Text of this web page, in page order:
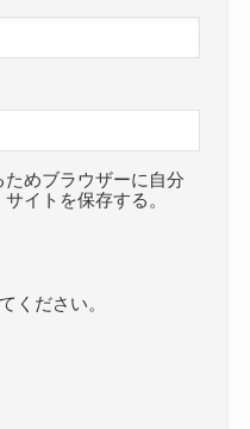
めブラウザーに自分
イトを保存する。
ください。